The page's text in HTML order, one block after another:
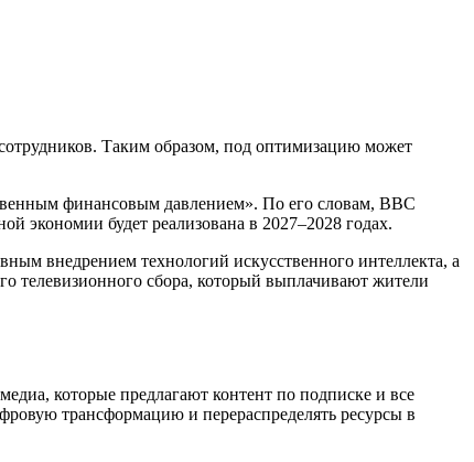
Таким образом, под оптимизацию может
финансовым давлением». По его словам, BBC
экономии будет реализована в 2027–2028 годах.
внедрением технологий искусственного интеллекта, а
телевизионного сбора, который выплачивают жители
которые предлагают контент по подписке и все
трансформацию и перераспределять ресурсы в